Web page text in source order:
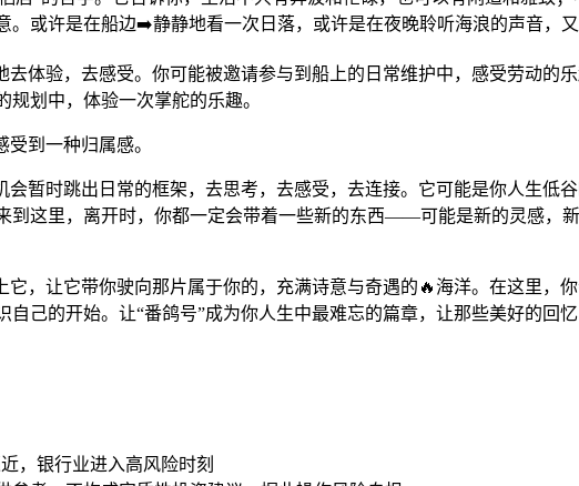
或许是在船边➡️静静地看一次日落，或许是在夜晚聆听海浪的声音，
体验，去感受。你可能被邀请参与到船上的日常维护中，感受劳动的
划中，体验一次掌舵的乐趣。
到一种归属感。
暂时跳出日常的框架，去思考，去感受，去连接。它可能是你人生低
到这里，离开时，你都一定会带着一些新的东西——可能是新的灵感，
，让它带你驶向那片属于你的，充满诗意与奇遇的🔥海洋。在这里，
己的开始。让“番鸽号”成为你人生中最难忘的篇章，让那些美好的回忆
，银行业进入高风险时刻